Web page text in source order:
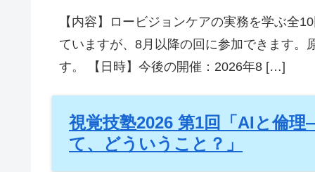
【内容】ロービジョンケアの実務を学ぶ全
ていますが、8月以降の回に参加できます
す。 【日時】今後の開催：2026年8 […]
視覚技塾2026 第1回「AIと倫
て、どういうこと？」